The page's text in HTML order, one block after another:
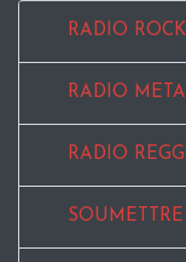
RADIO
RADIO
RADIO